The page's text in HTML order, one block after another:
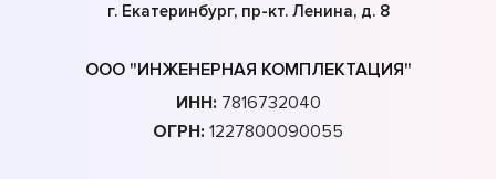
г. Екатеринбург, пр-кт. Ленина, д. 8
ООО "ИНЖЕНЕРНАЯ КОМПЛЕКТАЦИЯ"
ИНН: 7816732040
ОГРН: 1227800090055